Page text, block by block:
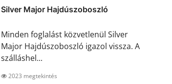
Silver Major Hajdúszoboszló
Minden foglalást közvetlenül Silver
Major Hajdúszoboszló igazol vissza. A
szálláshel...
2023 megtekintés